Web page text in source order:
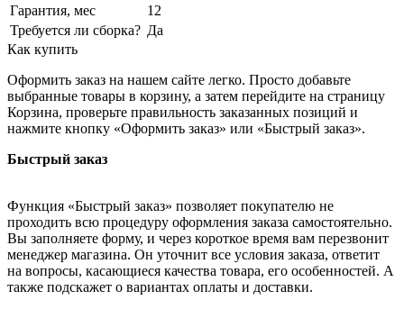
Гарантия, мес
12
Требуется ли сборка? Да
Как купить
Оформить заказ на нашем сайте легко. Просто добавьте
выбранные товары в корзину, а затем перейдите на страницу
Корзина, проверьте правильность заказанных позиций и
нажмите кнопку «Оформить заказ» или «Быстрый заказ».
Быстрый заказ
Функция «Быстрый заказ» позволяет покупателю не
проходить всю процедуру оформления заказа самостоятельно.
Вы заполняете форму, и через короткое время вам перезвонит
менеджер магазина. Он уточнит все условия заказа, ответит
на вопросы, касающиеся качества товара, его особенностей. А
также подскажет о вариантах оплаты и доставки.